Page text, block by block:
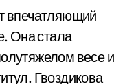
впечатляющий
Она стала
весе и
Гвоздикова